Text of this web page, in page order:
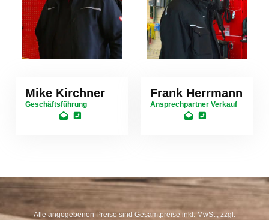
Mike Kirchner
Geschäftsführung
Frank Herrmann
Ansprechpartner Verkauf
Alle angegebenen Preise sind Gesamtpreise inkl. MwSt., zzgl.